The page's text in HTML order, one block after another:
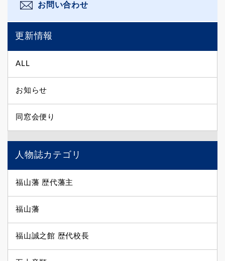
お問い合わせ
更新情報
ALL
お知らせ
同窓会便り
人物誌カテゴリ
福山藩 歴代藩主
福山藩
福山誠之館 歴代校長